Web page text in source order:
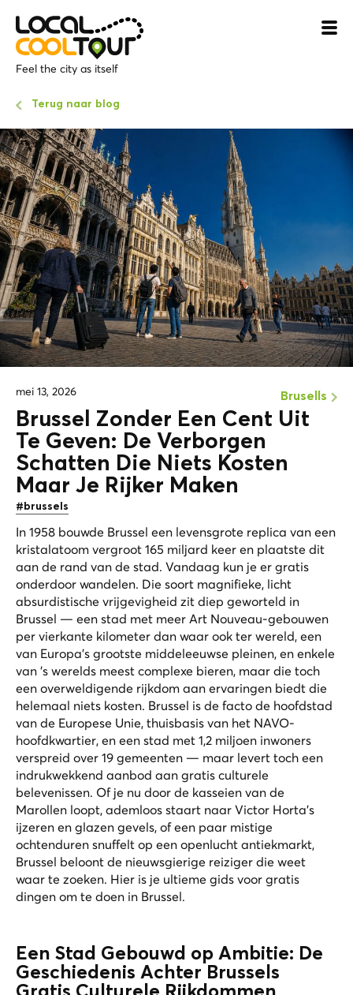
Feel the city as itself
Terug naar blog
mei 13, 2026 Brusells
Brussel Zonder Een Cent Uit
Te Geven: De Verborgen
Schatten Die Niets Kosten
Maar Je Rijker Maken
#brussels
In 1958 bouwde Brussel een levensgrote replica van een
kristalatoom vergroot 165 miljard keer en plaatste dit
aan de rand van de stad. Vandaag kun je er gratis
onderdoor wandelen. Die soort magnifieke, licht
absurdistische vrijgevigheid zit diep geworteld in
Brussel — een stad met meer Art Nouveau-gebouwen
per vierkante kilometer dan waar ook ter wereld, een
van Europa's grootste middeleeuwse pleinen, en enkele
van 's werelds meest complexe bieren, maar die toch
een overweldigende rijkdom aan ervaringen biedt die
helemaal niets kosten. Brussel is de facto de hoofdstad
van de Europese Unie, thuisbasis van het NAVO-
hoofdkwartier, en een stad met 1,2 miljoen inwoners
verspreid over 19 gemeenten — maar levert toch een
indrukwekkend aanbod aan gratis culturele
belevenissen. Of je nu door de kasseien van de
Marollen loopt, ademloos staart naar Victor Horta’s
ijzeren en glazen gevels, of een paar mistige
ochtenduren snuffelt op een openlucht antiekmarkt,
Brussel beloont de nieuwsgierige reiziger die weet
waar te zoeken. Hier is je ultieme gids voor gratis
dingen om te doen in Brussel.
Een Stad Gebouwd op Ambitie: De
Geschiedenis Achter Brussels